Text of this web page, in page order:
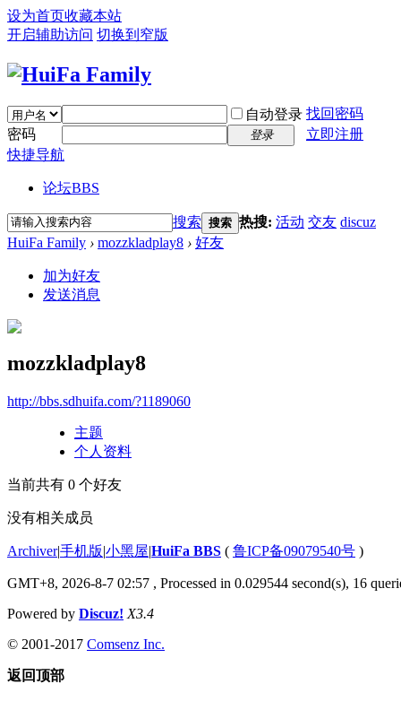
设为首页收藏本站
开启辅助访问 切换到窄版
自动登录 找回密码
密码
登录
立即注册
快捷导航
论坛BBS
搜索 搜索 热搜: 活动 交友 discuz
HuiFa Family › mozzkladplay8 › 好友
加为好友
发送消息
mozzkladplay8
http://bbs.sdhuifa.com/?1189060
主题
个人资料
当前共有 0 个好友
没有相关成员
Archiver|手机版|小黑屋|HuiFa BBS ( 鲁ICP备09079540号 )
GMT+8, 2026-8-7 02:57 , Processed in 0.029544 second(s), 16
Powered by Discuz! X3.4
© 2001-2017 Comsenz Inc.
返回顶部